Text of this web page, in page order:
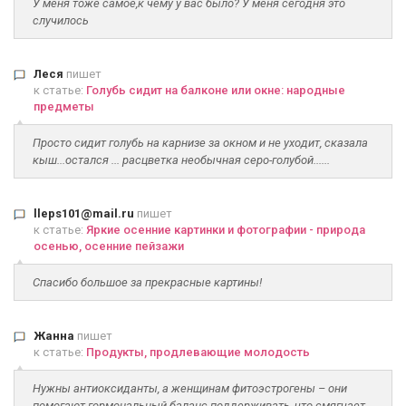
У меня тоже самое,к чему у вас было? У меня сегодня это
случилось
Леся пишет
к статье: Голубь сидит на балконе или окне: народные
предметы
Просто сидит голубь на карнизе за окном и не уходит, сказала
кыш...остался ... расцветка необычная серо-голубой......
lleps101@mail.ru пишет
к статье: Яркие осенние картинки и фотографии - природа
осенью, осенние пейзажи
Спасибо большое за прекрасные картины!
Жанна пишет
к статье: Продукты, продлевающие молодость
Нужны антиоксиданты, а женщинам фитоэстрогены – они